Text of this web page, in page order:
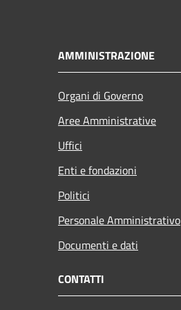
AMMINISTRAZIONE
Organi di Governo
Aree Amministrative
Uffici
Enti e fondazioni
Politici
Personale Amministrativo
Documenti e dati
CONTATTI